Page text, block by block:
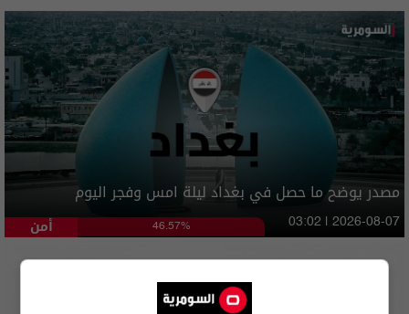
مصدر يوضح ما حصل في بغداد ليلة امس وفجر اليوم
أمن 46.57% 03:02 | 2026-08-07